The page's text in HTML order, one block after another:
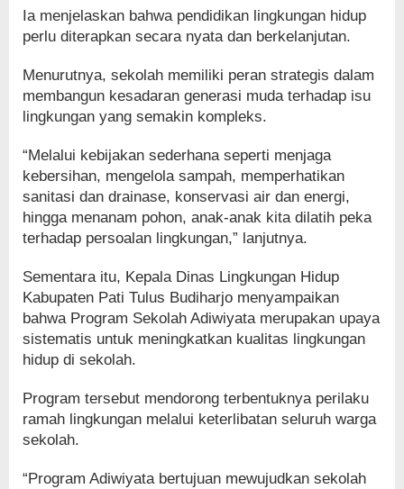
Ia menjelaskan bahwa pendidikan lingkungan hidup
perlu diterapkan secara nyata dan berkelanjutan.
Menurutnya, sekolah memiliki peran strategis dalam
membangun kesadaran generasi muda terhadap isu
lingkungan yang semakin kompleks.
“Melalui kebijakan sederhana seperti menjaga
kebersihan, mengelola sampah, memperhatikan
sanitasi dan drainase, konservasi air dan energi,
hingga menanam pohon, anak-anak kita dilatih peka
terhadap persoalan lingkungan,” lanjutnya.
Sementara itu, Kepala Dinas Lingkungan Hidup
Kabupaten Pati Tulus Budiharjo menyampaikan
bahwa Program Sekolah Adiwiyata merupakan upaya
sistematis untuk meningkatkan kualitas lingkungan
hidup di sekolah.
Program tersebut mendorong terbentuknya perilaku
ramah lingkungan melalui keterlibatan seluruh warga
sekolah.
“Program Adiwiyata bertujuan mewujudkan sekolah